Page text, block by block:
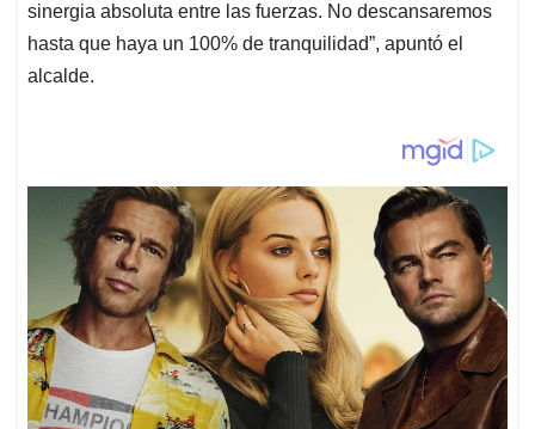
sinergia absoluta entre las fuerzas. No descansaremos
hasta que haya un 100% de tranquilidad”, apuntó el
alcalde.